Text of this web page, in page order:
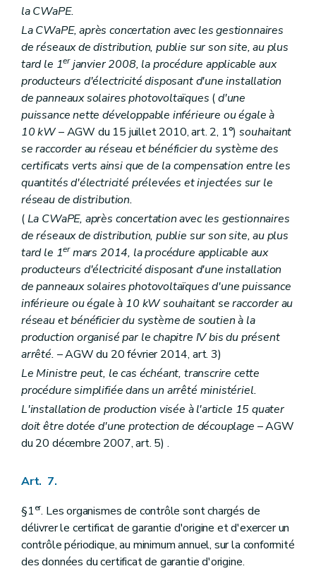
la CWaPE.
La CWaPE, après concertation avec les gestionnaires
de réseaux de distribution, publie sur son site, au plus
tard le 1erjanvier 2008, la procédure applicable aux
producteurs d'électricité disposant d'une installation
de panneaux solaires photovoltaïques (d'une
puissance nette développable inférieure ou égale à
10 kW– AGW du 15 juillet 2010, art. 2, 1°)souhaitant
se raccorder au réseau et bénéficier du système des
certificats verts ainsi que de la compensation entre les
quantités d'électricité prélevées et injectées sur le
réseau de distribution.
(La CWaPE, après concertation avec les gestionnaires
de réseaux de distribution, publie sur son site, au plus
tard le 1ermars 2014, la procédure applicable aux
producteurs d'électricité disposant d'une installation
de panneaux solaires photovoltaïques d'une puissance
inférieure ou égale à 10 kW souhaitant se raccorder au
réseau et bénéficier du système de soutien à la
production organisé par le chapitre IVbisdu présent
arrêté. – AGW du 20 février 2014, art. 3)
Le Ministre peut, le cas échéant, transcrire cette
procédure simplifiée dans un arrêté ministériel.
L'installation de production visée à l'article 15quater
doit être dotée d'une protection de découplage – AGW
du 20 décembre 2007, art. 5) .
Art. 7.
§1er. Les organismes de contrôle sont chargés de
délivrer le certificat de garantie d'origine et d'exercer un
contrôle périodique, au minimum annuel, sur la conformité
des données du certificat de garantie d'origine.